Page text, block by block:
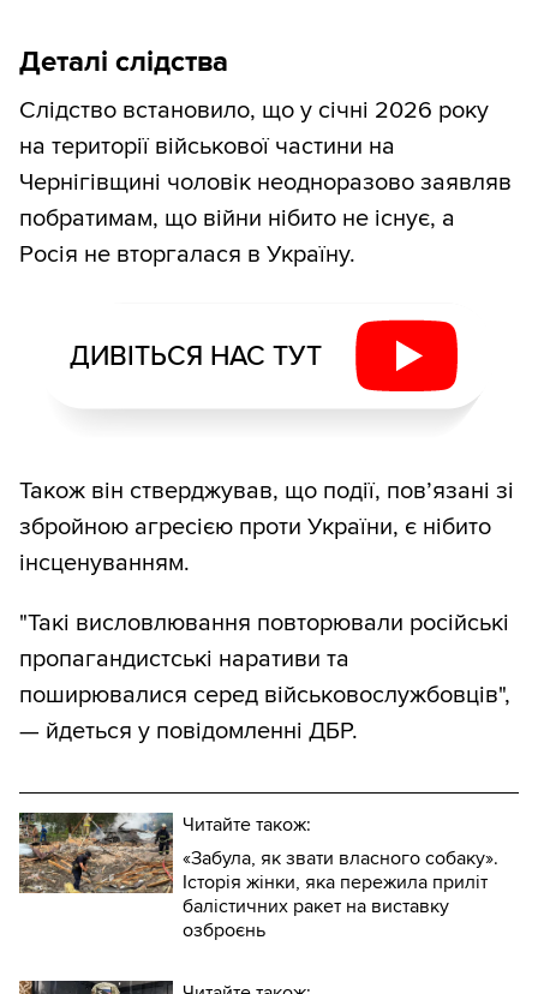
Деталі слідства
Слідство встановило, що у січні 2026 року
на території військової частини на
Чернігівщині чоловік неодноразово заявляв
побратимам, що війни нібито не існує, а
Росія не вторгалася в Україну.
ДИВІТЬСЯ НАС ТУТ
Також він стверджував, що події, пов’язані зі
збройною агресією проти України, є нібито
інсценуванням.
"Такі висловлювання повторювали російські
пропагандистські наративи та
поширювалися серед військовослужбовців",
— йдеться у повідомленні ДБР.
Читайте також:
«Забула, як звати власного собаку».
Історія жінки, яка пережила приліт
балістичних ракет на виставку
озброєнь